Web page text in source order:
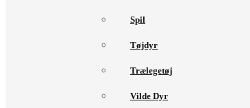
Spil
Tøjdyr
Trælegetøj
Vilde Dyr